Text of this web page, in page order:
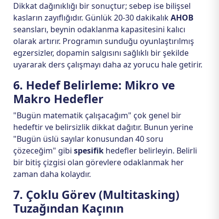
Dikkat dağınıklığı bir sonuçtur; sebep ise bilişsel
kasların zayıflığıdır. Günlük 20-30 dakikalıkAHOB
seansları, beynin odaklanma kapasitesini kalıcı
olarak artırır. Programın sunduğu oyunlaştırılmış
egzersizler, dopamin salgısını sağlıklı bir şekilde
uyararak ders çalışmayı daha az yorucu hale getirir.
6. Hedef Belirleme: Mikro ve
Makro Hedefler
"Bugün matematik çalışacağım" çok genel bir
hedeftir ve belirsizlik dikkat dağıtır. Bunun yerine
"Bugün üslü sayılar konusundan 40 soru
çözeceğim" gibi spesifik hedefler belirleyin. Belirli
bir bitiş çizgisi olan görevlere odaklanmak her
zaman daha kolaydır.
7. Çoklu Görev (Multitasking)
Tuzağından Kaçının